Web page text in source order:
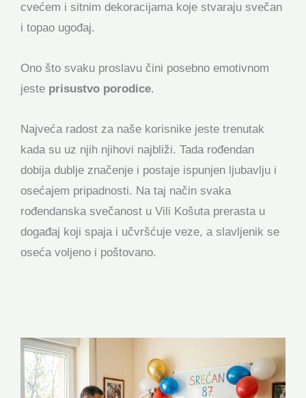
cvećem i sitnim dekoracijama koje stvaraju svečan
i topao ugođaj.
Ono što svaku proslavu čini posebno emotivnom
jeste prisustvo porodice.
Najveća radost za naše korisnike jeste trenutak
kada su uz njih njihovi najbliži. Tada rođendan
dobija dublje značenje i postaje ispunjen ljubavlju i
osećajem pripadnosti. Na taj način svaka
rođendanska svečanost u Vili Košuta prerasta u
događaj koji spaja i učvršćuje veze, a slavljenik se
oseća voljeno i poštovano.